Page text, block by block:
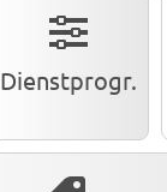
Dienstprogr.